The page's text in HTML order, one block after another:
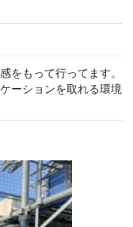
をもって行ってます。
ーションを取れる環境